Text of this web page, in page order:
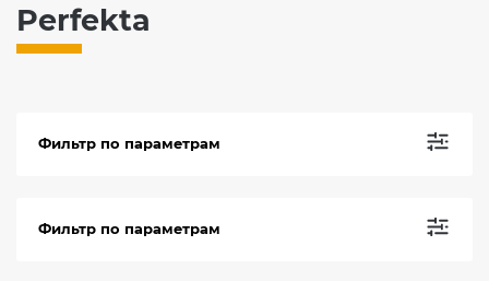
Perfekta
Фильтр по параметрам
Фильтр по параметрам